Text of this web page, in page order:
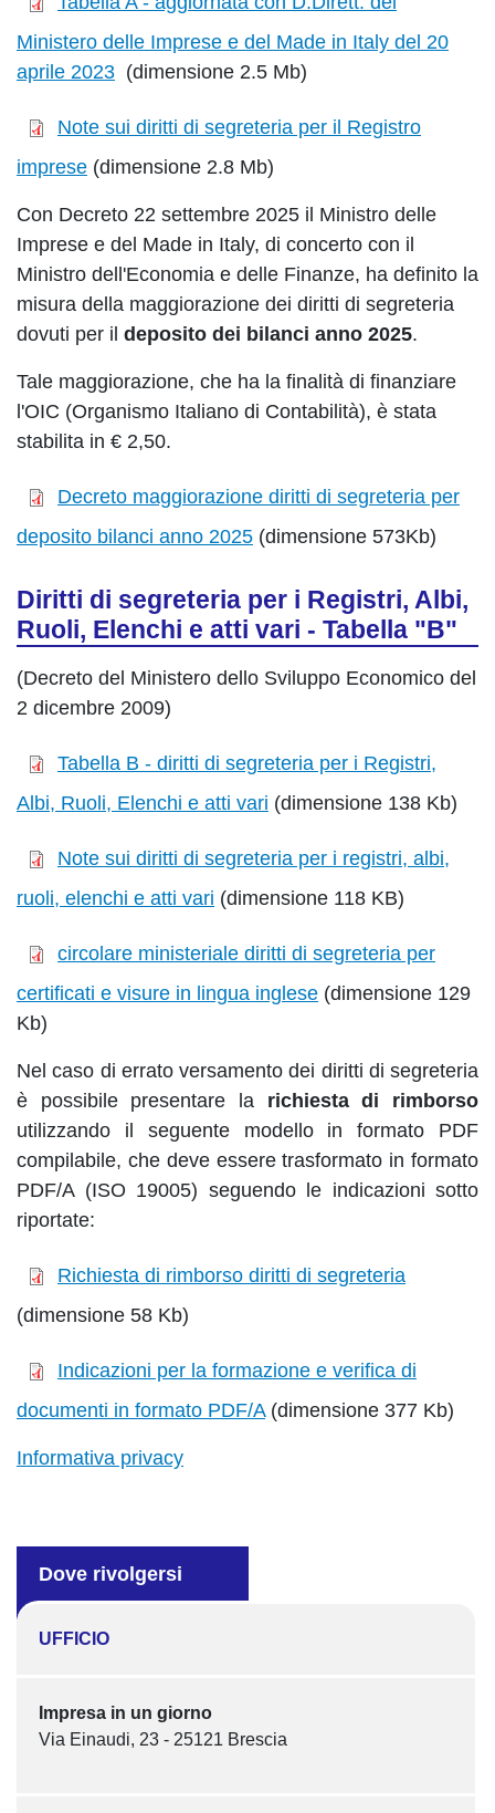
Ministero delle Imprese e del Made in Italy del 20
aprile 2023 (dimensione 2.5 Mb)
Note sui diritti di segreteria per il Registro
imprese (dimensione 2.8 Mb)
Con Decreto 22 settembre 2025 il Ministro delle
Imprese e del Made in Italy, di concerto con il
Ministro dell'Economia e delle Finanze, ha definito la
misura della maggiorazione dei diritti di segreteria
dovuti per il deposito dei bilanci anno 2025.
Tale maggiorazione, che ha la finalità di finanziare
l'OIC (Organismo Italiano di Contabilità), è stata
stabilita in € 2,50.
Decreto maggiorazione diritti di segreteria per
deposito bilanci anno 2025 (dimensione 573Kb)
Diritti di segreteria per i Registri, Albi,
Ruoli, Elenchi e atti vari - Tabella "B"
(Decreto del Ministero dello Sviluppo Economico del
2 dicembre 2009)
Tabella B - diritti di segreteria per i Registri,
Albi, Ruoli, Elenchi e atti vari (dimensione 138 Kb)
Note sui diritti di segreteria per i registri, albi,
ruoli, elenchi e atti vari (dimensione 118 KB)
circolare ministeriale diritti di segreteria per
certificati e visure in lingua inglese (dimensione 129
Kb)
Nel caso di errato versamento dei diritti di segreteria
è possibile presentare la richiesta di rimborso
utilizzando il seguente modello in formato PDF
compilabile, che deve essere trasformato in formato
PDF/A (ISO 19005) seguendo le indicazioni sotto
riportate:
Richiesta di rimborso diritti di segreteria
(dimensione 58 Kb)
Indicazioni per la formazione e verifica di
documenti in formato PDF/A(dimensione 377 Kb)
Informativa privacy
Dove rivolgersi
UFFICIO
Impresa in un giorno
Via Einaudi, 23 - 25121 Brescia